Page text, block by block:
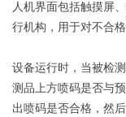
人机界面包括触摸屏
行机构，用于对不合
设备运行时，当被检
测品上方喷码是否与
出喷码是否合格，然